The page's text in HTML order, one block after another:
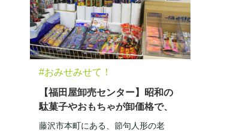
#おみせみせて！
【福田屋卸売センター】昭和の
駄菓子やおもちゃが卸価格で、
大人買いも？
藤沢市本町にある、節句人形の老